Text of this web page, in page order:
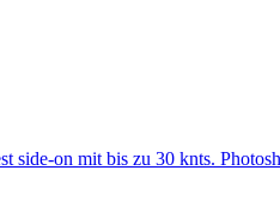
side-on mit bis zu 30 knts.